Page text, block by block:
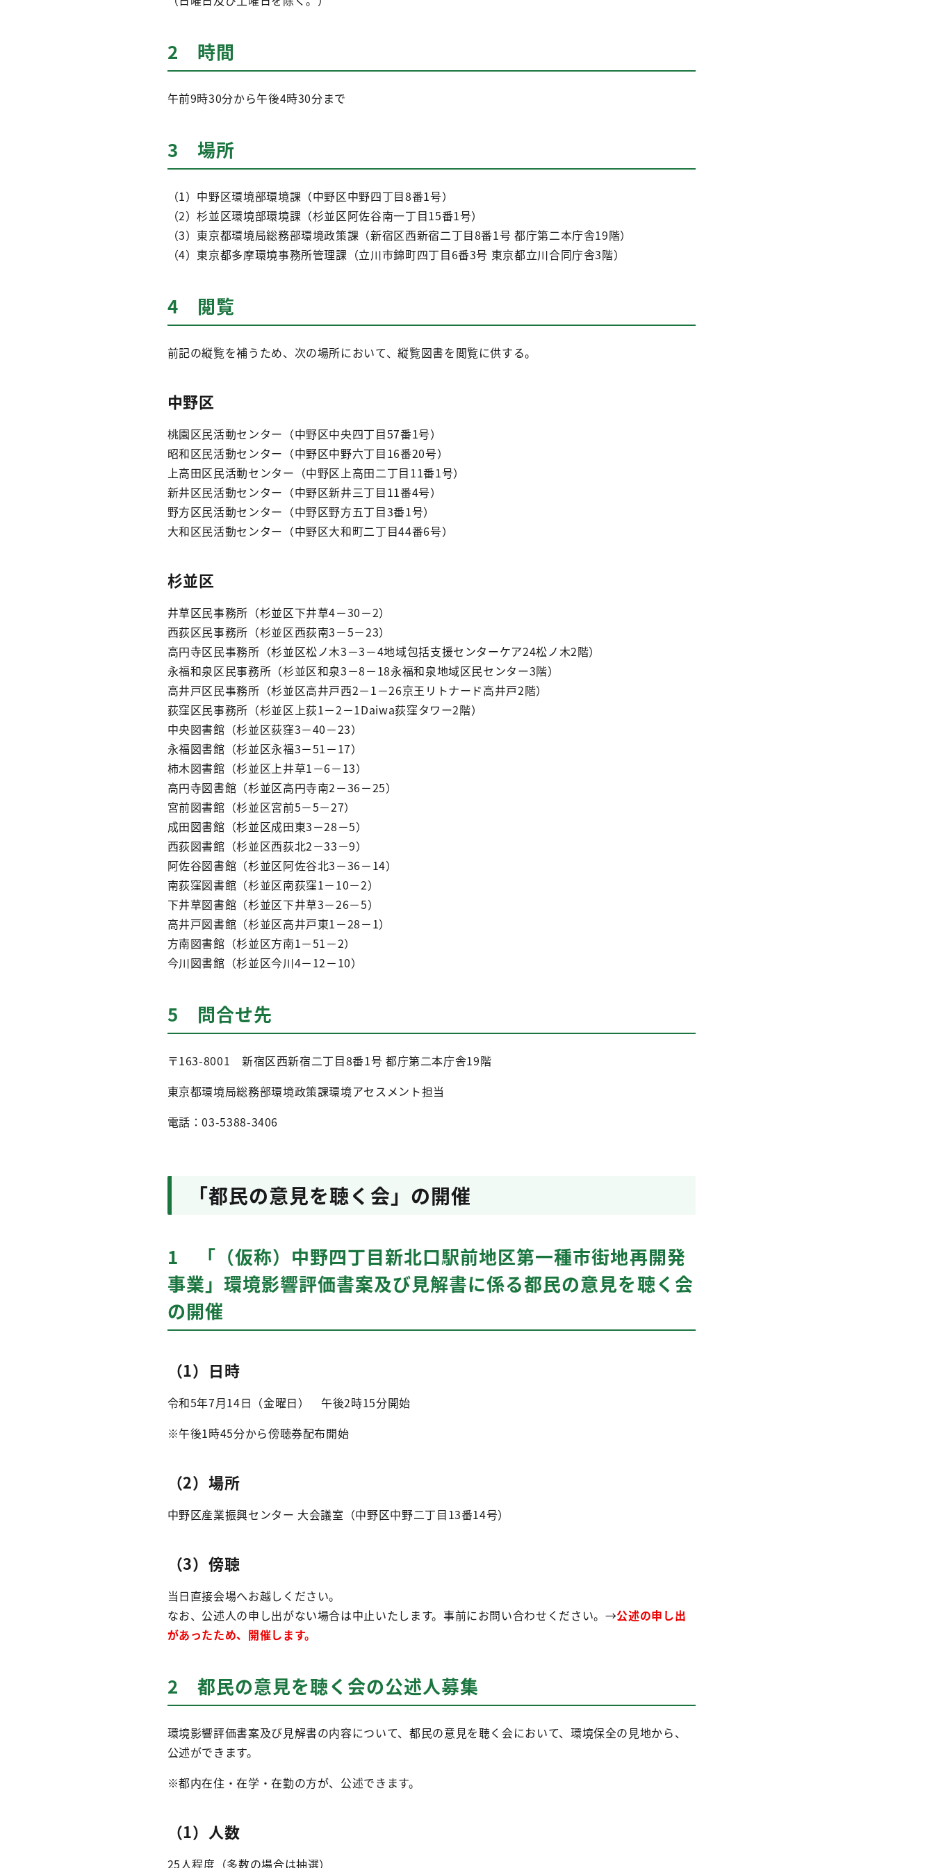
2 時間
午前9時30分から午後4時30分まで
3 場所
（1）中野区環境部環境課（中野区中野四丁目8番1号）
（2）杉並区環境部環境課（杉並区阿佐谷南一丁目15番1号）
（3）東京都環境局総務部環境政策課（新宿区西新宿二丁目8番1号 都庁第二本庁舎19階）
（4）東京都多摩環境事務所管理課（立川市錦町四丁目6番3号 東京都立川合同庁舎3階）
4 閲覧
前記の縦覧を補うため、次の場所において、縦覧図書を閲覧に供する。
中野区
桃園区民活動センター（中野区中央四丁目57番1号）
昭和区民活動センター（中野区中野六丁目16番20号）
上高田区民活動センター（中野区上高田二丁目11番1号）
新井区民活動センター（中野区新井三丁目11番4号）
野方区民活動センター（中野区野方五丁目3番1号）
大和区民活動センター（中野区大和町二丁目44番6号）
杉並区
井草区民事務所（杉並区下井草4－30－2）
西荻区民事務所（杉並区西荻南3－5－23）
高円寺区民事務所（杉並区松ノ木3－3－4地域包括支援センターケア24松ノ木2階）
永福和泉区民事務所（杉並区和泉3－8－18永福和泉地域区民センター3階）
高井戸区民事務所（杉並区高井戸西2－1－26京王リトナード高井戸2階）
荻窪区民事務所（杉並区上荻1－2－1Daiwa荻窪タワー2階）
中央図書館（杉並区荻窪3－40－23）
永福図書館（杉並区永福3－51－17）
柿木図書館（杉並区上井草1－6－13）
高円寺図書館（杉並区高円寺南2－36－25）
宮前図書館（杉並区宮前5－5－27）
成田図書館（杉並区成田東3－28－5）
西荻図書館（杉並区西荻北2－33－9）
阿佐谷図書館（杉並区阿佐谷北3－36－14）
南荻窪図書館（杉並区南荻窪1－10－2）
下井草図書館（杉並区下井草3－26－5）
高井戸図書館（杉並区高井戸東1－28－1）
方南図書館（杉並区方南1－51－2）
今川図書館（杉並区今川4－12－10）
5 問合せ先
〒163-8001 新宿区西新宿二丁目8番1号 都庁第二本庁舎19階
東京都環境局総務部環境政策課環境アセスメント担当
電話：03-5388-3406
「都民の意見を聴く会」の開催
1 「（仮称）中野四丁目新北口駅前地区第一種市街地再開発
事業」環境影響評価書案及び見解書に係る都民の意見を聴く会
の開催
（1）日時
令和5年7月14日（金曜日） 午後2時15分開始
※午後1時45分から傍聴券配布開始
（2）場所
中野区産業振興センター 大会議室（中野区中野二丁目13番14号）
（3）傍聴
当日直接会場へお越しください。
なお、公述人の申し出がない場合は中止いたします。事前にお問い合わせください。→公述の申し出
があったため、開催します。
2 都民の意見を聴く会の公述人募集
環境影響評価書案及び見解書の内容について、都民の意見を聴く会において、環境保全の見地から、
公述ができます。
※都内在住・在学・在勤の方が、公述できます。
（1）人数
25人程度（多数の場合は抽選）